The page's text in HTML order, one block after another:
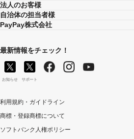
法人のお客様
自治体の担当者様
PayPay株式会社
最新情報をチェック！
お知らせ サポート
利用規約・ガイドライン
商標・登録商標について
ソフトバンク人権ポリシー